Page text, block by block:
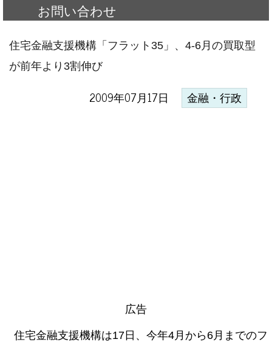
お問い合わせ
住宅金融支援機構「フラット35」、4-6月の買取型
が前年より3割伸び
2009年07月17日 金融・行政
広告
住宅金融支援機構は17日、今年4月から6月までのフ